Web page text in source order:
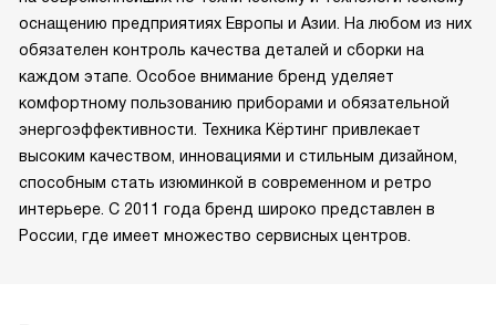
оснащению предприятиях Европы и Азии. На любом из них
обязателен контроль качества деталей и сборки на
каждом этапе. Особое внимание бренд уделяет
комфортному пользованию приборами и обязательной
энергоэффективности. Техника Кёртинг привлекает
высоким качеством, инновациями и стильным дизайном,
способным стать изюминкой в современном и ретро
интерьере. С 2011 года бренд широко представлен в
России, где имеет множество сервисных центров.